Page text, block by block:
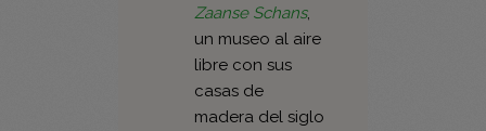
libre con sus
casas de
madera del siglo
XVII, donde
podemos ver